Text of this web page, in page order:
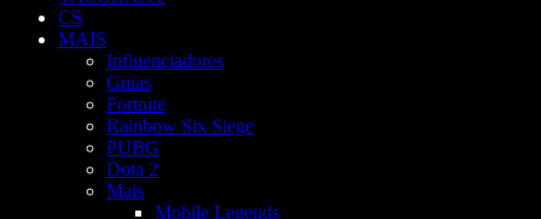
CS
MAIS
Influenciadores
Guias
Fortnite
Rainbow Six Siege
PUBG
Dota 2
Mais
Mobile Legends